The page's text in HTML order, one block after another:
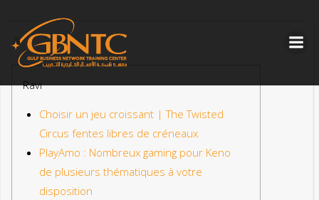
Ravi
Choisir un jeu croissant | The Twisted
Circus fentes libres de créneaux
PlayAmo : Nombreux gaming pour Keno
de plusieurs thématiques à votre
disposition